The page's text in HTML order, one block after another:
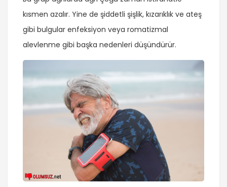
kısmen azalır. Yine de şiddetli şişlik, kızarıklık ve ateş
gibi bulgular enfeksiyon veya romatizmal
alevlenme gibi başka nedenleri düşündürür.